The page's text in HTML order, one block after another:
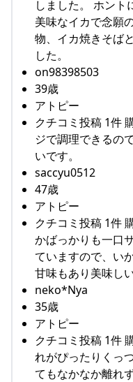
しました。 ホント
美味なイカで念願
物、イカ焼きそば
した。
on98398503
39歳
アトピー
クチコミ投稿 1
ジで調理できるの
いです。
saccyu0512
47歳
アトピー
クチコミ投稿 1
かばっかりも一口
ていますので、い
甘味もあり美味しい
neko*Nya
35歳
アトピー
クチコミ投稿 1
れがぴったりくっ
てもなかなか離れ